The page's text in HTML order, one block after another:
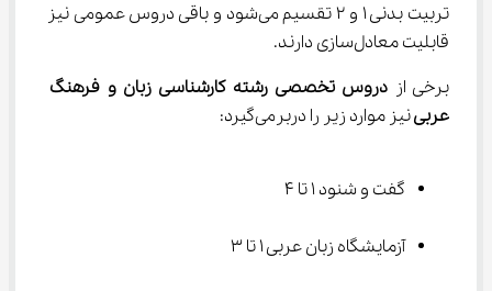
تربیت بدنی 1 و 2 تقسیم می‌شود و باقی دروس عمومی نیز
قابلیت معادل‌سازی دارند.
برخی از دروس تخصصی رشته کارشناسی زبان و فرهنگ
عربی نیز موارد زیر را دربرمی‌گیرد:
گفت و شنود 1 تا 4
آزمایشگاه زبان عربی 1 تا 3